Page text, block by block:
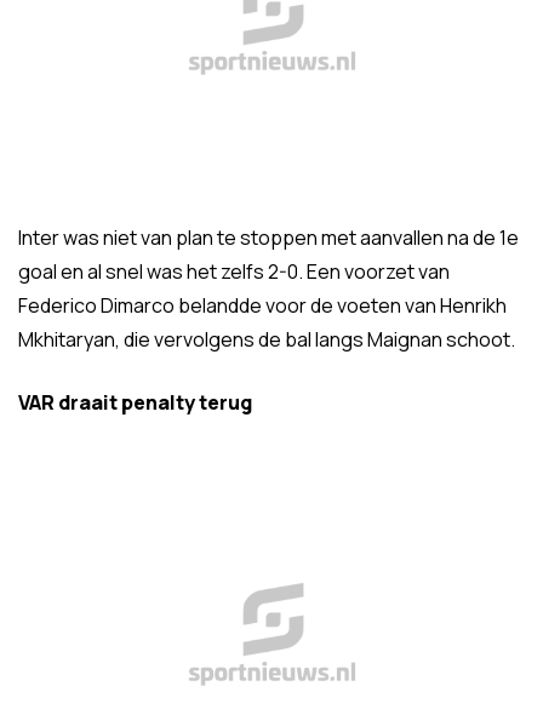
Inter was niet van plan te stoppen met aanvallen na de 1e
goal en al snel was het zelfs 2-0. Een voorzet van
Federico Dimarco belandde voor de voeten van Henrikh
Mkhitaryan, die vervolgens de bal langs Maignan schoot.
VAR draait penalty terug